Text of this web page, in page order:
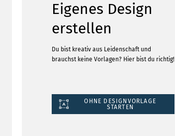
Eigenes Design
erstellen
Du bist kreativ aus Leidenschaft und
brauchst keine Vorlagen? Hier bist du richtig!
OHNE DESIGNVORLAGE
STARTEN